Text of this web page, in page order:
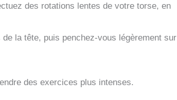
des rotations lentes de votre torse, en
la tête, puis penchez-vous légèrement sur
des exercices plus intenses.